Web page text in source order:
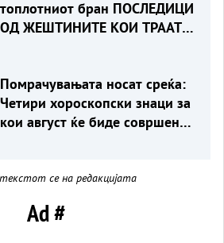
топлотниот бран ПОСЛЕДИЦИ
ОД ЖЕШТИНИТЕ КОИ ТРААТ
Помрачувањата носат среќа:
Четири хороскопски знаци за
кои август ќе биде совршен
се на редакцијата
Ad #